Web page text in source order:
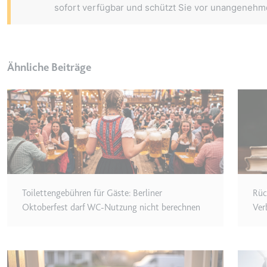
Anbieter:
__Secure-YNID
Anbieter:
Zweck:
Wird
Ablauf:
180 Tage
HTTP-
sofort verfügbar und schützt Sie vor
Ähnliche Beiträge
Toilettengebühren für Gäste: Berliner
Oktoberfest darf WC-Nutzung nicht berechnen